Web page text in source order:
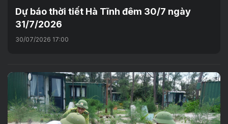
Dự báo thời tiết Hà Tĩnh đêm 30/7 ngày
31/7/2026
30/07/2026 17:00